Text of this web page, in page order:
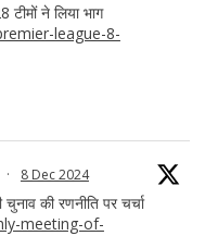
टीमों ने लिया भाग
league-8-
· 8 Dec 2024
चुनाव की रणनीति पर चर्चा
meeting-of-